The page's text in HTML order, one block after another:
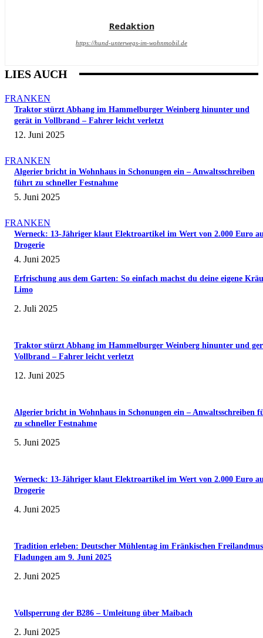
Redaktion
https://hund-unterwegs-im-wohnmobil.de
LIES AUCH
FRANKEN
Traktor stürzt Abhang im Hammelburger Weinberg hinunter und
gerät in Vollbrand – Fahrer leicht verletzt
12. Juni 2025
FRANKEN
Algerier bricht in Wohnhaus in Schonungen ein – Anwaltsschreiben
führt zu schneller Festnahme
5. Juni 2025
FRANKEN
Werneck: 13-Jähriger klaut Elektroartikel im Wert von 2.000 Euro
Drogerie
4. Juni 2025
Erfrischung aus dem Garten: So einfach machst du deine eigene
Limo
2. Juli 2025
Traktor stürzt Abhang im Hammelburger Weinberg hinunter und
Vollbrand – Fahrer leicht verletzt
12. Juni 2025
Algerier bricht in Wohnhaus in Schonungen ein – Anwaltsschreiben
zu schneller Festnahme
5. Juni 2025
Werneck: 13-Jähriger klaut Elektroartikel im Wert von 2.000 Euro
Drogerie
4. Juni 2025
Tradition erleben: Deutscher Mühlentag im Fränkischen
Fladungen am 9. Juni 2025
2. Juni 2025
Vollsperrung der B286 – Umleitung über Maibach
2. Juni 2025